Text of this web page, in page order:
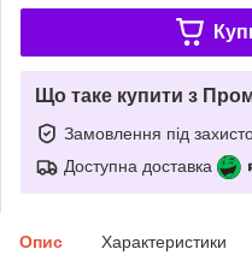
Що таке купити з
Замовлення під
Доступна доставка
Опис Характеристики